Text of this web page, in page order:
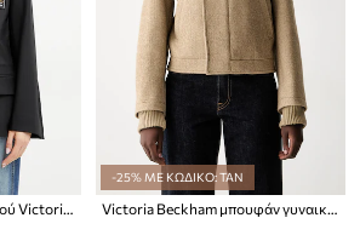
Μπλέιζερ με μίγμα μαλλιού Victoria Beckham
-25% ΜΕ ΚΩΔΙΚΟ: TAN
Victoria Beckham μπουφάν γυναικείο με μαλλί